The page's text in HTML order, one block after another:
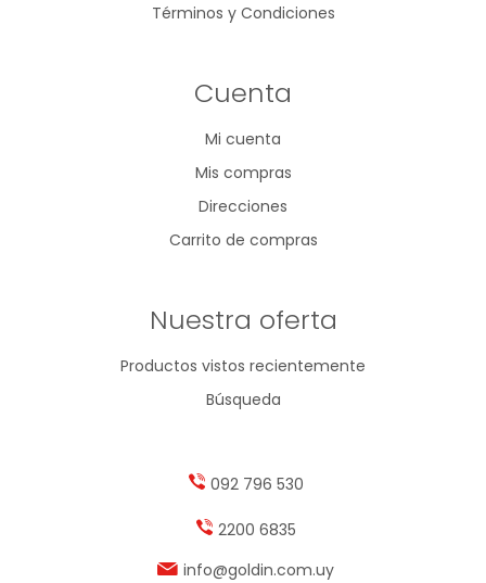
Términos y Condiciones
Cuenta
Mi cuenta
Mis compras
Direcciones
Carrito de compras
Nuestra oferta
Productos vistos recientemente
Búsqueda
092 796 530
2200 6835
info@goldin.com.uy